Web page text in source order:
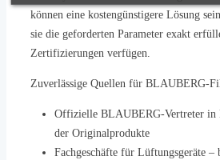
können eine kostengünstigere Lösung
sie die geforderten Parameter exakt
Zertifizierungen verfügen.
Zuverlässige Quellen für BLAUBERG-
Offizielle BLAUBERG-Vertreter in
der Originalprodukte
Fachgeschäfte für Lüftungsgeräte